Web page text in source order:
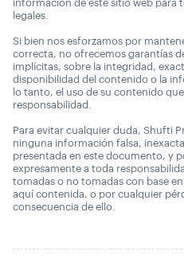
información de este sitio web para
legales.
Si bien nos esforzamos por
correcta, no ofrecemos garantías
implícitas, sobre la integridad,
disponibilidad del contenido o la
lo tanto, el uso de su contenido
responsabilidad.
Para evitar cualquier duda, Shufti
ninguna información falsa,
presentada en este documento, y
expresamente a toda
tomadas o no tomadas con base
aquí contenida, o por cualquier
consecuencia de ello.